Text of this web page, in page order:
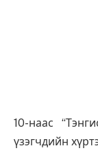
10-наас
үзэгчдийн